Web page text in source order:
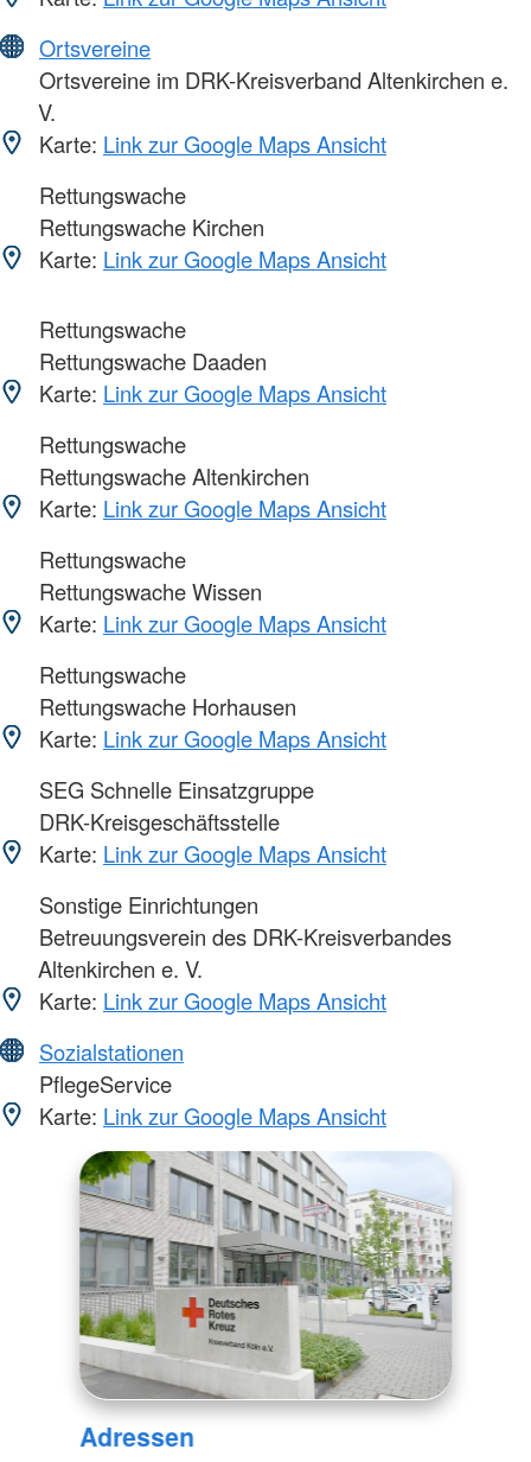
Ortsvereine
Ortsvereine im DRK-Kreisverband Altenkirchen e.
V.
Karte: Link zur Google Maps Ansicht
Rettungswache
Rettungswache Kirchen
Karte: Link zur Google Maps Ansicht
Rettungswache
Rettungswache Daaden
Karte: Link zur Google Maps Ansicht
Rettungswache
Rettungswache Altenkirchen
Karte: Link zur Google Maps Ansicht
Rettungswache
Rettungswache Wissen
Karte: Link zur Google Maps Ansicht
Rettungswache
Rettungswache Horhausen
Karte: Link zur Google Maps Ansicht
SEG Schnelle Einsatzgruppe
DRK-Kreisgeschäftsstelle
Karte: Link zur Google Maps Ansicht
Sonstige Einrichtungen
Betreuungsverein des DRK-Kreisverbandes
Altenkirchen e. V.
Karte: Link zur Google Maps Ansicht
Sozialstationen
PflegeService
Karte: Link zur Google Maps Ansicht
Adressen